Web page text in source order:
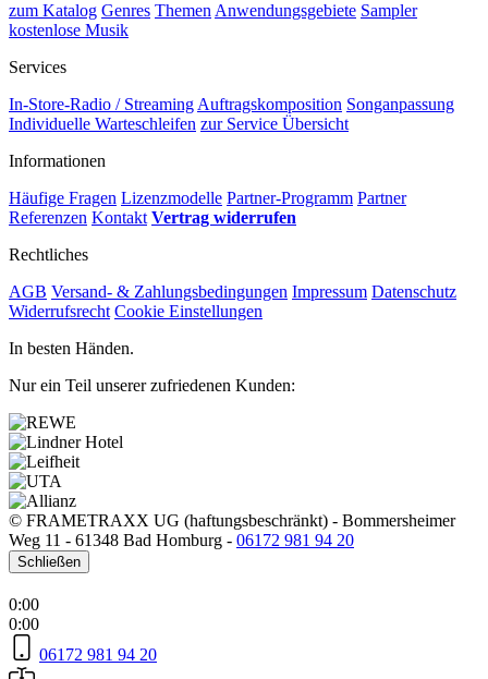
zum Katalog Genres Themen Anwendungsgebiete Sampler
kostenlose Musik
Services
In-Store-Radio / Streaming Auftragskomposition Songanpassung
Individuelle Warteschleifen zur Service Übersicht
Informationen
Häufige Fragen Lizenzmodelle Partner-Programm Partner
Referenzen Kontakt Vertrag widerrufen
Rechtliches
AGB Versand- & Zahlungsbedingungen Impressum Datenschutz
Widerrufsrecht Cookie Einstellungen
In besten Händen.
Nur ein Teil unserer zufriedenen Kunden:
© FRAMETRAXX UG (haftungsbeschränkt) - Bommersheimer
Weg 11 - 61348 Bad Homburg - 06172 981 94 20
Schließen
0:00
0:00
06172 981 94 20